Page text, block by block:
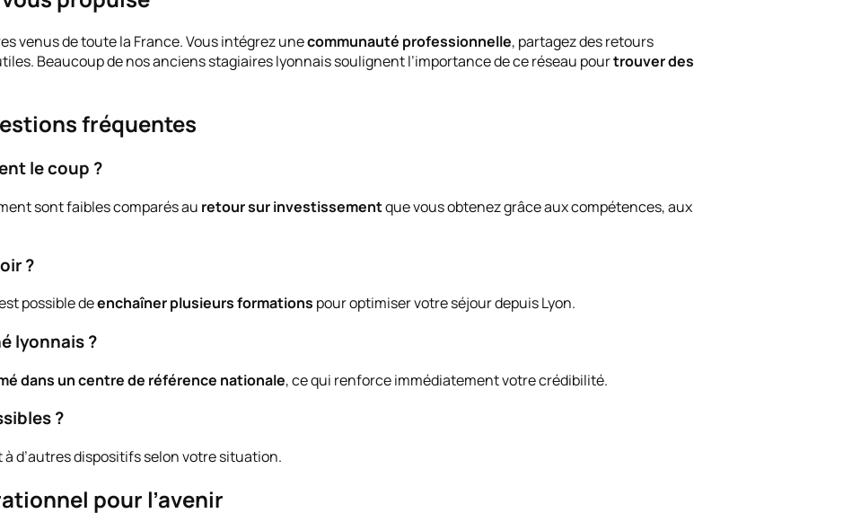
venus de toute la France. Vous intégrez unecommunauté professionnelle, partagez des retours
Beaucoup de nos anciens stagiaires lyonnais soulignent l’importance de ce réseau pourtrouver des
fréquentes
le coup ?
sont faibles comparés au retour sur investissementque vous obtenez grâce aux compétences, aux
?
possible deenchaîner plusieurs formations pour optimiser votre séjour depuis Lyon.
lyonnais ?
dans un centre de référence nationale, ce qui renforce immédiatement votre crédibilité.
?
d’autres dispositifs selon votre situation.
pour l’avenir